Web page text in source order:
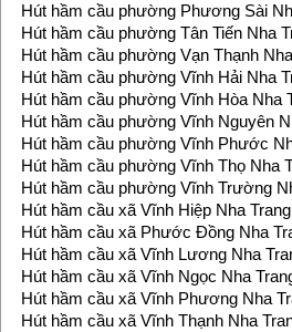
Hút hầm cầu phường Phương Sài
Hút hầm cầu phường Tân Tiến Nha
Hút hầm cầu phường Vạn Thạnh
Hút hầm cầu phường Vĩnh Hải Nha
Hút hầm cầu phường Vĩnh Hòa Nha
Hút hầm cầu phường Vĩnh Nguyên
Hút hầm cầu phường Vĩnh Phước
Hút hầm cầu phường Vĩnh Thọ Nha
Hút hầm cầu phường Vĩnh Trường
Hút hầm cầu xã Vĩnh Hiệp Nha Trang
Hút hầm cầu xã Phước Đồng Nha
Hút hầm cầu xã Vĩnh Lương Nha
Hút hầm cầu xã Vĩnh Ngọc Nha
Hút hầm cầu xã Vĩnh Phương Nha
Hút hầm cầu xã Vĩnh Thạnh Nha